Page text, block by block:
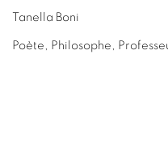
Tanella Boni
Poète, Philosophe,